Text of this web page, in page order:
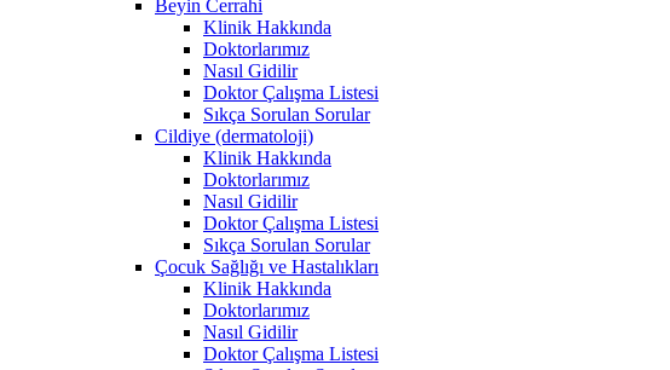
Beyin Cerrahi
Klinik Hakkında
Doktorlarımız
Nasıl Gidilir
Doktor Çalışma Listesi
Sıkça Sorulan Sorular
Cildiye (dermatoloji)
Klinik Hakkında
Doktorlarımız
Nasıl Gidilir
Doktor Çalışma Listesi
Sıkça Sorulan Sorular
Çocuk Sağlığı ve Hastalıkları
Klinik Hakkında
Doktorlarımız
Nasıl Gidilir
Doktor Çalışma Listesi